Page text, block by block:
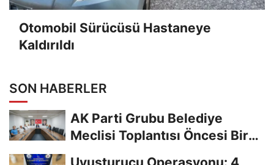
Otomobil Sürücüsü Hastaneye
Kaldırıldı
SON HABERLER
AK Parti Grubu Belediye
Meclisi Toplantısı Öncesi Bir